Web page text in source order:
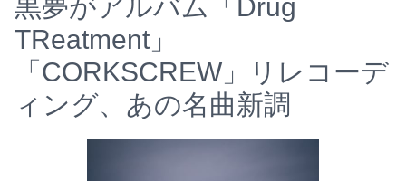
黒夢がアルバム「Drug
TReatment」
「CORKSCREW」リレコーデ
ィング、あの名曲新調